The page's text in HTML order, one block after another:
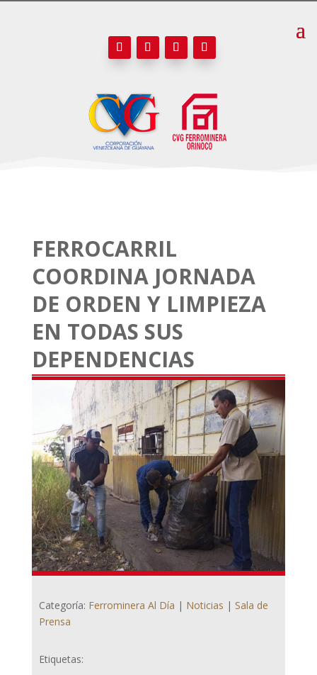
FERROCARRIL
COORDINA JORNADA
DE ORDEN Y LIMPIEZA
EN TODAS SUS
DEPENDENCIAS
Categoría: Ferrominera Al Día | Noticias | Sala de
Prensa
Etiquetas: